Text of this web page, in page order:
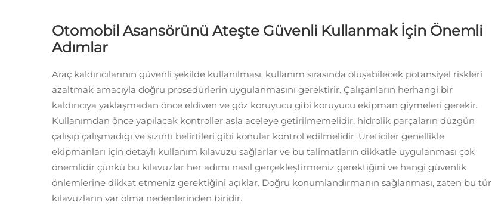
Otomobil Asansörünü Ateşte Güvenli Kullanmak İçin Önemli
Adımlar
Araç kaldırıcılarının güvenli şekilde kullanılması, kullanım sırasında oluşabilecek potansiyel riskleri
azaltmak amacıyla doğru prosedürlerin uygulanmasını gerektirir. Çalışanların herhangi bir
kaldırıcıya yaklaşmadan önce eldiven ve göz koruyucu gibi koruyucu ekipman giymeleri gerekir.
Kullanımdan önce yapılacak kontroller asla aceleye getirilmemelidir; hidrolik parçaların düzgün
çalışıp çalışmadığı ve sızıntı belirtileri gibi konular kontrol edilmelidir. Üreticiler genellikle
ekipmanları için detaylı kullanım kılavuzu sağlarlar ve bu talimatların dikkatle uygulanması çok
önemlidir çünkü bu kılavuzlar her adımı nasıl gerçekleştirmeniz gerektiğini ve hangi güvenlik
önlemlerine dikkat etmeniz gerektiğini açıklar. Doğru konumlandırmanın sağlanması, zaten bu tür
kılavuzların var olma nedenlerinden biridir.